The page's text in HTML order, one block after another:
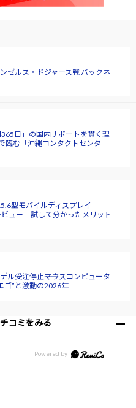
ゼルス・ドジャース戦 バックネ
日」の国内サポートを貫く理
臨む「沖縄コンタクトセンタ
型モバイルディスプレイ
ビュー 試して分かったメリット
受注停止――マウスコンピュータ
ゴ”と激動の2026年
コミをみる